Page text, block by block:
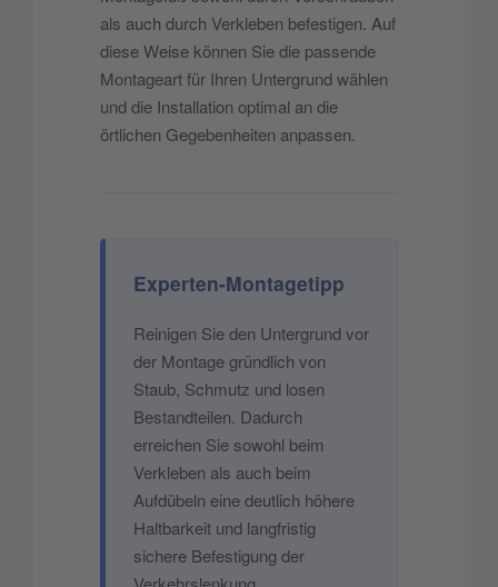
als auch durch Verkleben befestigen. Auf
diese Weise können Sie die passende
Montageart für Ihren Untergrund wählen
und die Installation optimal an die
örtlichen Gegebenheiten anpassen.
Experten-Montagetipp
Reinigen Sie den Untergrund vor
der Montage gründlich von
Staub, Schmutz und losen
Bestandteilen. Dadurch
erreichen Sie sowohl beim
Verkleben als auch beim
Aufdübeln eine deutlich höhere
Haltbarkeit und langfristig
sichere Befestigung der